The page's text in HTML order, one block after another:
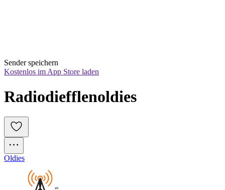
Sender speichern
Kostenlos im App Store laden
Radiodiefflenoldies
Oldies